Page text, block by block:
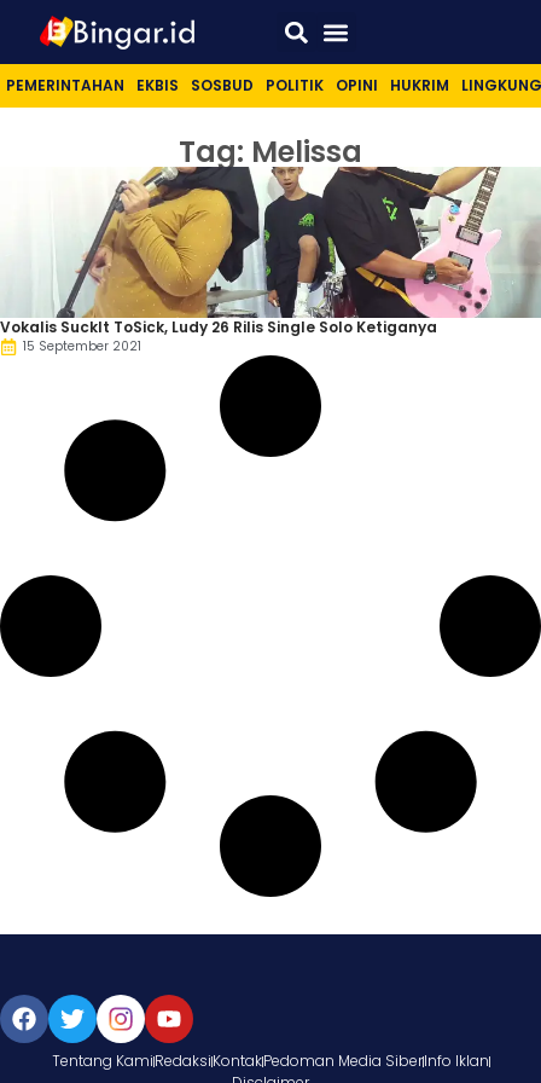
PEMERINTAHAN EKBIS SOSBUD POLITIK OPINI HUKRIM
Tag: Melissa
Vokalis SuckIt ToSick, Ludy 26 Rilis Single Solo Ketiganya
15 September 2021
Tentang KamiRedaksiKontakPedoman Media SiberInfo Iklan